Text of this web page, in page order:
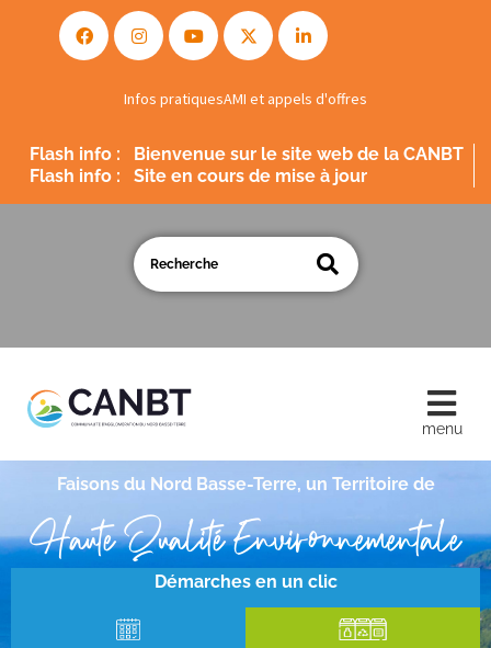
Flash info :
Bienvenue sur le site web de la CANBT
Flash info :
Site en cours de mise à jour
Infos pratiquesAMI et appels d'offres
Faisons du Nord Basse-Terre, un Territoire de
Haute Qualité Environnementale
Démarches en un clic